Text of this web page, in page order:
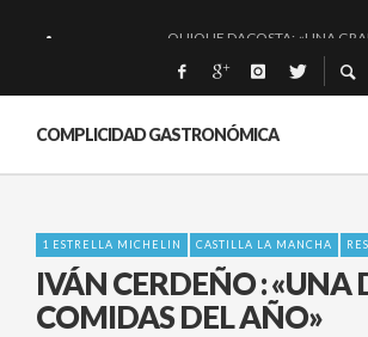
QUIQUE DACOSTA: «UNA
EL BARUCO DE ANERO: MUCHO
MONTIA: ESENCIAL Y
COMPLICIDAD GASTRONÓMICA
1 ESTRELLA MICHELIN CASTILLA LA MANCHA
IVÁN CERDEÑO : «UNA
COMIDAS DEL AÑO»